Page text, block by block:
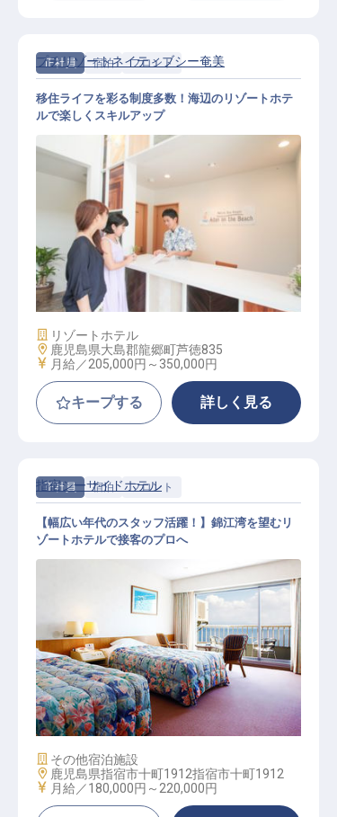
正社員 宿泊 フロント
フロント│渡航費支給／新築寮／マ
リンレジャー無料／賞与年2回
プチリゾートネイティブシー奄美
移住ライフを彩る制度多数！海辺のリゾートホテ
ルで楽しくスキルアップ
施設業態
リゾートホテル
勤務地
鹿児島県大島郡龍郷町芦徳835
給与
月給／205,000円～ 350,000円
キープする 詳しく見る
正社員 宿泊 フロント
フロント・接遇│未経験OK／残業少
なめ／単身用住宅／リフレッシュ休
暇
指宿シーサイドホテル
【幅広い年代のスタッフ活躍！】錦江湾を望むリ
ゾートホテルで接客のプロへ
施設業態
その他宿泊施設
勤務地
鹿児島県指宿市十町1912指宿市十町1912
給与
月給／180,000円～ 220,000円